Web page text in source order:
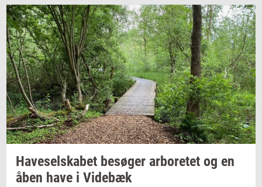
Ha­ve­sel­ska­bet be­sø­ger ar­bo­re­tet og en
åben have i Vi­de­bæk